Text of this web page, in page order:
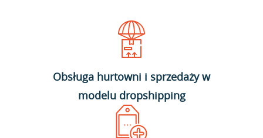
Obsługa hurtowni i sprzedaży w
modelu dropshipping